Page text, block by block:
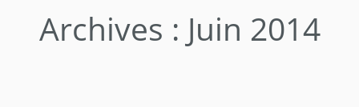
Archives : Juin 2014